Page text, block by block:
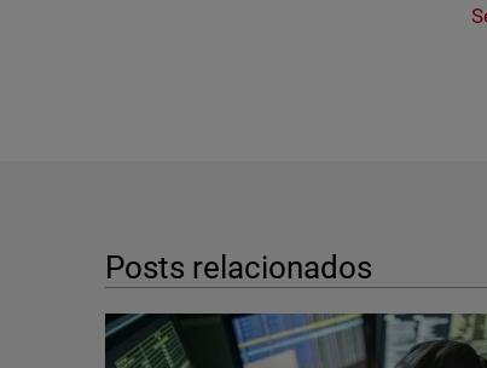
Posts relacionados